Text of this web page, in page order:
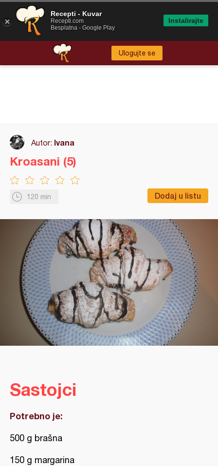
Ulogujte se
Autor: Ivana
120 min Dodaj u listu
Kroasani (5)
Sastojci
Potrebno je:
500 g brašna
150 g margarina
Recepti - Kuvar
Recepti.com
Besplatna - Google Play
Instalirajte